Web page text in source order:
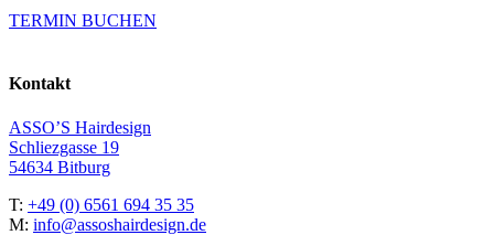
TERMIN BUCHEN
Kontakt
ASSO’S Hairdesign
Schliezgasse 19
54634 Bitburg
T: +49 (0) 6561 694 35 35
M: info@assoshairdesign.de